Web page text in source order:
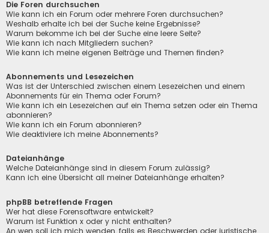
Die Foren durchsuchen
Wie kann ich ein Forum oder mehrere Foren durchsuchen?
Weshalb erhalte ich bei der Suche keine Ergebnisse?
Warum bekomme ich bei der Suche eine leere Seite?
Wie kann ich nach Mitgliedern suchen?
Wie kann ich meine eigenen Beiträge und Themen finden?
Abonnements und Lesezeichen
Was ist der Unterschied zwischen einem Lesezeichen und einem
Abonnements für ein Thema oder Forum?
Wie kann ich ein Lesezeichen auf ein Thema setzen oder ein Thema
abonnieren?
Wie kann ich ein Forum abonnieren?
Wie deaktiviere ich meine Abonnements?
Dateianhänge
Welche Dateianhänge sind in diesem Forum zulässig?
Kann ich eine Übersicht all meiner Dateianhänge erhalten?
phpBB betreffende Fragen
Wer hat diese Forensoftware entwickelt?
Warum ist Funktion x oder y nicht enthalten?
An wen soll ich mich wenden, falls es Beschwerden oder juristische